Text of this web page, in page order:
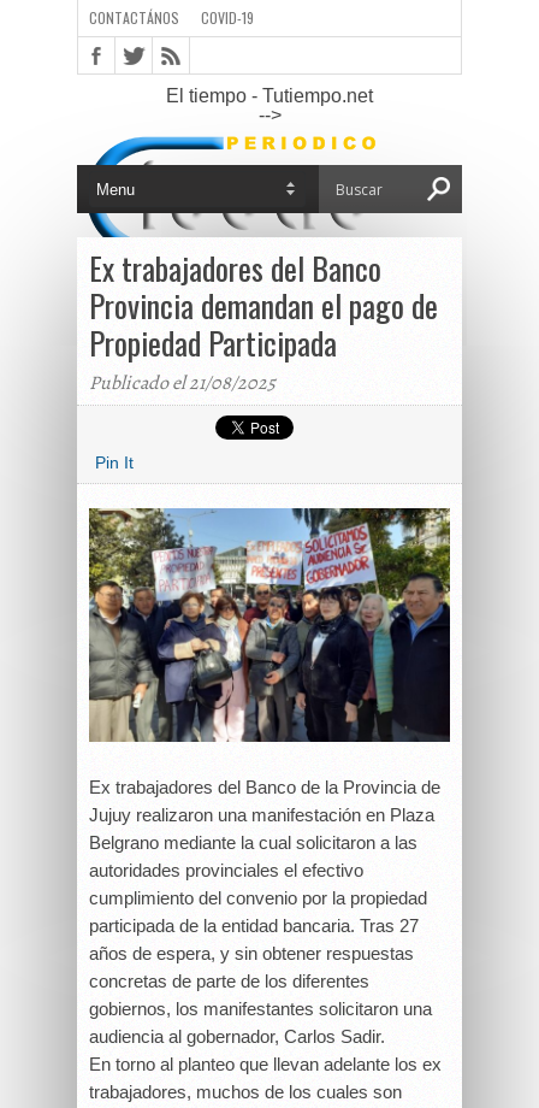
CONTACTÁNOS COVID-19
El tiempo - Tutiempo.net
-->
Ex trabajadores del Banco
Provincia demandan el pago de
Propiedad Participada
Publicado el 21/08/2025
Pin It
Ex trabajadores del Banco de la Provincia de
Jujuy realizaron una manifestación en Plaza
Belgrano mediante la cual solicitaron a las
autoridades provinciales el efectivo
cumplimiento del convenio por la propiedad
participada de la entidad bancaria. Tras 27
años de espera, y sin obtener respuestas
concretas de parte de los diferentes
gobiernos, los manifestantes solicitaron una
audiencia al gobernador, Carlos Sadir.
En torno al planteo que llevan adelante los ex
trabajadores, muchos de los cuales son